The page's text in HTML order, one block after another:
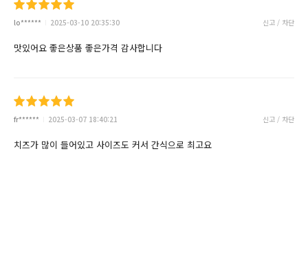
lo****** 2025-03-10 20:35:30 신고 / 차단
맛있어요 좋은상품 좋은가격 감사합니다
fr****** 2025-03-07 18:40:21 신고 / 차단
치즈가 많이 들어있고 사이즈도 커서 간식으로 최고요